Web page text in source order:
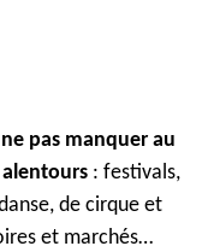
pas manquer au
: festivals,
de cirque et
et marchés…